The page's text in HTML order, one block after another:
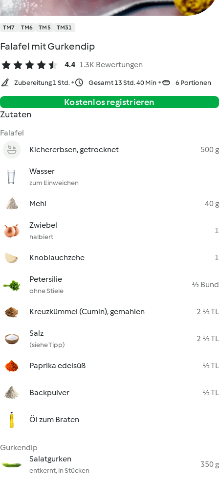
TM7 TM6 TM5 TM31
Falafel mit Gurkendip
4.4 1.3K Bewertungen
Zubereitung 1 Std. Gesamt 13 Std. 40 Min 6 Portionen
Kostenlos registrieren
Zutaten
Falafel
Kichererbsen, getrocknet
500 g
Wasser
zum Einweichen
Mehl 40 g
Zwiebel
halbiert
1
Knoblauchzehe 1
Petersilie
ohne Stiele
½ Bund
Kreuzkümmel (Cumin), gemahlen 2 ½ TL
Salz
(siehe Tipp)
2 ½ TL
Paprika edelsüß ½ TL
Backpulver ½ TL
Öl zum Braten
Gurkendip
Salatgurken
entkernt, in Stücken
350 g